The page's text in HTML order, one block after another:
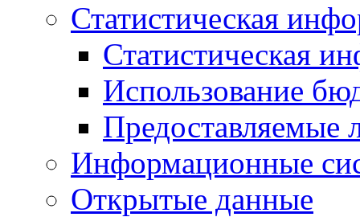
Статистическая
Статистическая
Использование
Предоставляемые
Информационные
Открытые данные